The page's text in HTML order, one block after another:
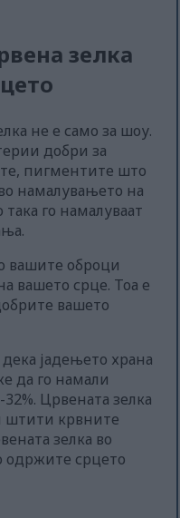
зелка
не е само за шоу.
добри за
пигментите што
во намалувањето на
го намалуваат
вашите оброци
вашето срце. Тоа е
вашето
јадењето храна
да го намали
Црвената зелка
штити крвните
зелка во
одржите срцето